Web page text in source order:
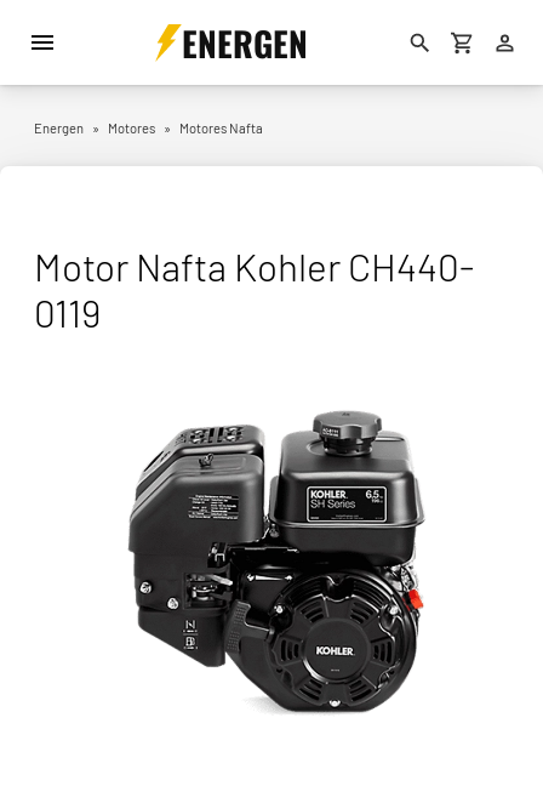
ENERGEN
Energen » Motores » Motores Nafta
Motor Nafta Kohler CH440-
0119